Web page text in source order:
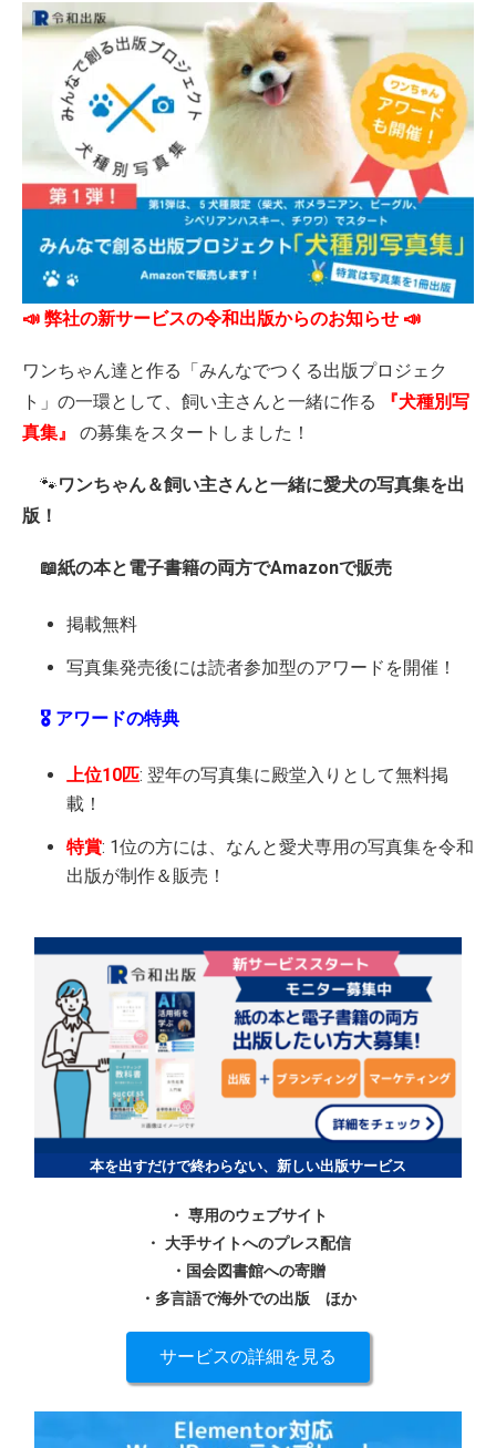
📣 弊社の新サービスの令和出版からのお知らせ 📣
ワンちゃん達と作る「みんなでつくる出版プロジェク
ト」の一環として、飼い主さんと一緒に作る
『犬種別写
真集』
の募集をスタートしました！
🐾ワンちゃん＆飼い主さんと一緒に愛犬の写真集を出
版！
📖紙の本と電子書籍の両方でAmazonで販売
掲載無料
写真集発売後には読者参加型のアワードを開催！
🎖️ アワードの特典
上位10匹: 翌年の写真集に殿堂入りとして無料掲
載！
特賞: 1位の方には、なんと愛犬専用の写真集を令和
出版が制作＆販売！
本を出すだけで終わらない、新しい出版サービス
・ 専用のウェブサイト
・ 大手サイトへのプレス配信
・国会図書館への寄贈
・多言語で海外での出版 ほか
サービスの詳細を見る